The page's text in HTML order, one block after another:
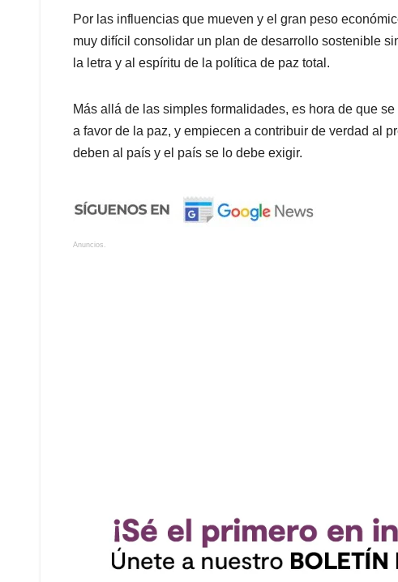
Por las influencias que mueven y el gran peso
muy difícil consolidar un plan de desarrollo sostenible
la letra y al espíritu de la política de paz total.
Más allá de las simples formalidades, es hora de que
a favor de la paz, y empiecen a contribuir de verdad al
deben al país y el país se lo debe exigir.
Anuncios.